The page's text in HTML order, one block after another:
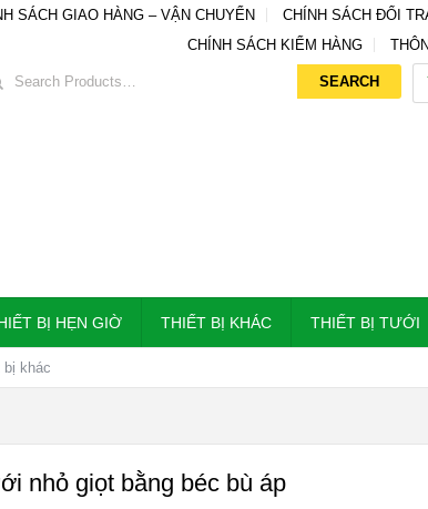
SÁCH GIAO HÀNG – VẬN CHUYỂN
CHÍNH SÁCH ĐỔI
CHÍNH SÁCH KIỂM HÀNG
BỊ HẸN GIỜ THIẾT BỊ KHÁC THIẾT BỊ TƯỚI
bị khác
nhỏ giọt bằng béc bù áp